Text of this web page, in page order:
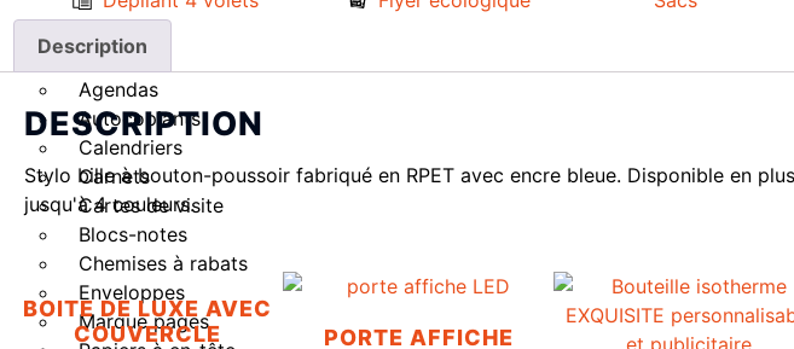
GOODIES
Agendas
Autocopiants
Calendriers
Carnets
Cartes de visite
Blocs-notes
Chemises à rabats
Enveloppes
Marque pages
Description
DESCRIPTION
Stylo bille à bouton-poussoir fabriqué en RPET avec encre bleue. Disponible en
jusqu'à 4 couleurs.
BOITE DE LUXE AVEC
COUVERCLE
PORTE AFFICHE